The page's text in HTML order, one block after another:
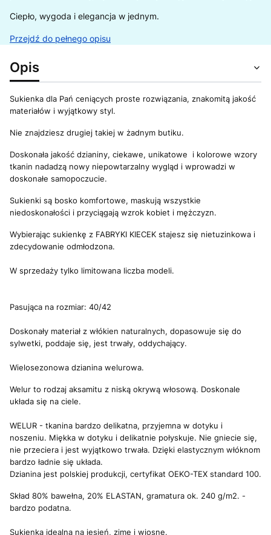
Ciepło, wygoda i elegancja w jednym.
Przejdź do pełnego opisu
Opis
Sukienka dla Pań ceniących proste rozwiązania, znakomitą jakość
materiałów i wyjątkowy styl.
Nie znajdziesz drugiej takiej w żadnym butiku.
Doskonała jakość dzianiny, ciekawe, unikatowe i kolorowe wzory
tkanin nadadzą nowy niepowtarzalny wygląd i wprowadzi w
doskonałe samopoczucie.
Sukienki są bosko komfortowe, maskują wszystkie
niedoskonałości i przyciągają wzrok kobiet i mężczyzn.
Wybierając sukienkę z FABRYKI KIECEK stajesz się nietuzinkowa i
zdecydowanie odmłodzona.
W sprzedaży tylko limitowana liczba modeli.
Pasująca na rozmiar: 40/42
Doskonały materiał z włókien naturalnych, dopasowuje się do
sylwetki, poddaje się, jest trwały, oddychający.
Wielosezonowa dzianina welurowa.
Welur to rodzaj aksamitu z niską okrywą włosową. Doskonale
układa się na ciele.
WELUR - tkanina bardzo delikatna, przyjemna w dotyku i
noszeniu. Miękka w dotyku i delikatnie połyskuje. Nie gniecie się,
nie przeciera i jest wyjątkowo trwała. Dzięki elastycznym włóknom
bardzo ładnie się układa.
Dzianina jest polskiej produkcji, certyfikat OEKO-TEX standard 100.
Skład 80% bawełna, 20% ELASTAN, gramatura ok. 240 g/m2. -
bardzo podatna.
Sukienka idealna na jesień, zimę i wiosnę.